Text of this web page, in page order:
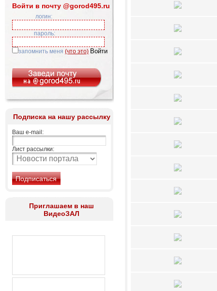
Войти в почту @gorod495.ru
логин:
пароль:
запомнить меня (что это)
Подписка на нашу рассылку
Ваш e-mail:
Лист рассылки:
Приглашаем в наш
ВидеоЗАЛ